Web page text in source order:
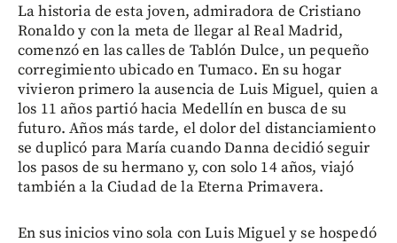
La historia de esta joven, admiradora de Cristiano
Ronaldo y con la meta de llegar al Real Madrid,
comenzó en las calles de Tablón Dulce, un pequeño
corregimiento ubicado en Tumaco. En su hogar
vivieron primero la ausencia de Luis Miguel, quien a
los 11 años partió hacia Medellín en busca de su
futuro. Años más tarde, el dolor del distanciamiento
se duplicó para María cuando Danna decidió seguir
los pasos de su hermano y, con solo 14 años, viajó
también a la Ciudad de la Eterna Primavera.
En sus inicios vino sola con Luis Miguel y se hospedó